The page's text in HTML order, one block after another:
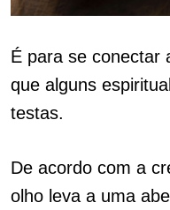
É para se conectar
que alguns
testas.
De acordo com a
olho leva a uma